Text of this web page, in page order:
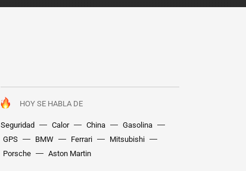
HOY SE HABLA DE
Seguridad Calor China
Gasolina
GPS
BMW Ferrari
Mitsubishi
Porsche
Aston Martin